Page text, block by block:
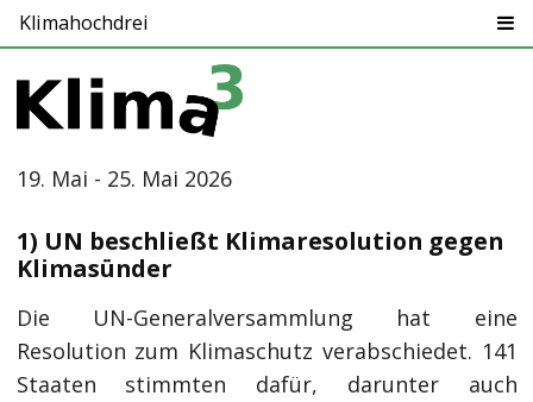
Klimahochdrei
19. Mai - 25. Mai 2026
1) UN beschließt Klimaresolution gegen
Klimasünder
Die UN-Generalversammlung hat eine
Resolution zum Klimaschutz verabschiedet. 141
Staaten stimmten dafür, darunter auch